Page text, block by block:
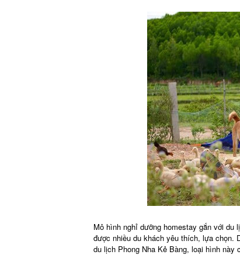
Mô hình nghỉ dưỡng homestay gắn với du
được nhiều du khách yêu thích, lựa chọn.
du lịch Phong Nha Kẻ Bàng, loại hình này